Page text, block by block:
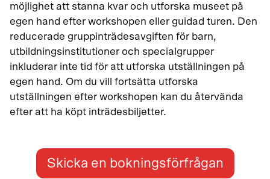
möjlighet att stanna kvar och utforska museet på
egen hand efter workshopen eller guidad turen. Den
reducerade gruppinträdesavgiften för barn,
utbildningsinstitutioner och specialgrupper
inkluderar inte tid för att utforska utställningen på
egen hand. Om du vill fortsätta utforska
utställningen efter workshopen kan du återvända
efter att ha köpt inträdesbiljetter.
Skicka en bokningsförfrågan